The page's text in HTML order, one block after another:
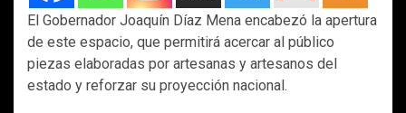
El Gobernador Joaquín Díaz Mena encabezó la apertura
de este espacio, que permitirá acercar al público
piezas elaboradas por artesanas y artesanos del
estado y reforzar su proyección nacional.